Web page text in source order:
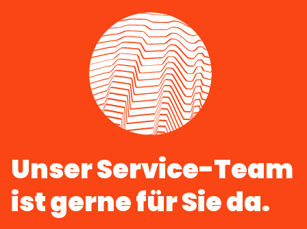
Unser Service-Team
ist gerne für Sie da.